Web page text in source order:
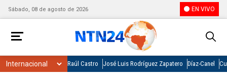
Sábado, 08 de agosto de 2026 EN VIVO
Raúl Castro José Luis Rodríguez Zapatero Díaz-Canel